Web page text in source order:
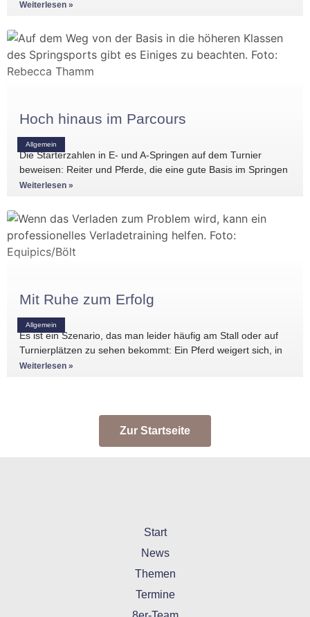
Einblicke in die Regelwerke
Weiterlesen »
Allgemein
Hoch hinaus im Parcours
Die Starterzahlen in E- und A-Springen auf dem Turnier
beweisen: Reiter und Pferde, die eine gute Basis im Springen
haben, gibt es
Weiterlesen »
Allgemein
Mit Ruhe zum Erfolg
Es ist ein Szenario, das man leider häufig am Stall oder auf
Turnierplätzen zu sehen bekommt: Ein Pferd weigert sich, in
den Anhänger zu
Weiterlesen »
Zur Startseite
Start
News
Themen
Termine